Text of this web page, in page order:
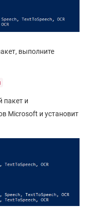
выполните
пакет и
Microsoft и установит